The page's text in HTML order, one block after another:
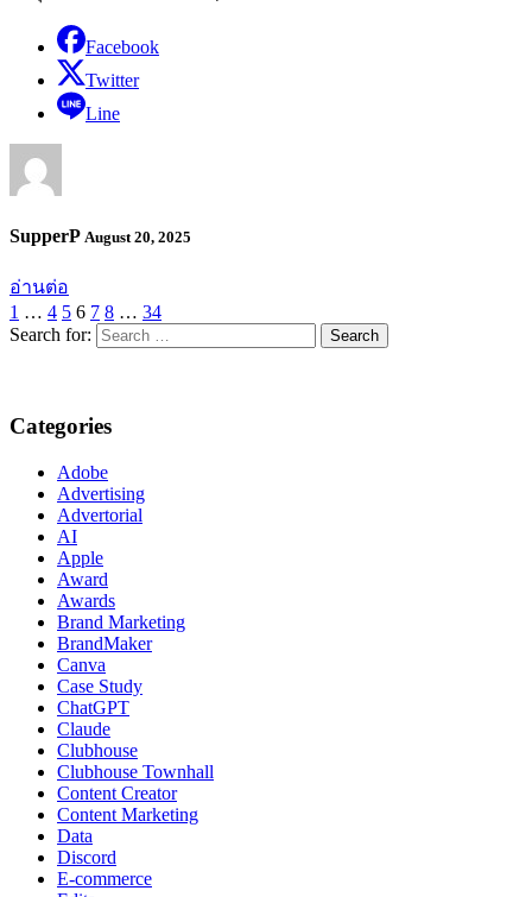
Facebook
Twitter
Line
SupperP August 20, 2025
อ่านต่อ
1 … 4 5 6 7 8 … 34
Search for:
Categories
Adobe
Advertising
Advertorial
AI
Apple
Award
Awards
Brand Marketing
BrandMaker
Canva
Case Study
ChatGPT
Claude
Clubhouse
Clubhouse Townhall
Content Creator
Content Marketing
Data
Discord
E-commerce